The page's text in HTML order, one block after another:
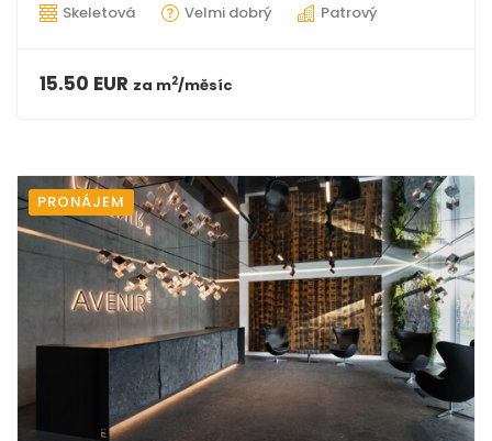
Skeletová Velmi dobrý Patrový
15.50 EUR za m2/měsíc
PRONÁJEM